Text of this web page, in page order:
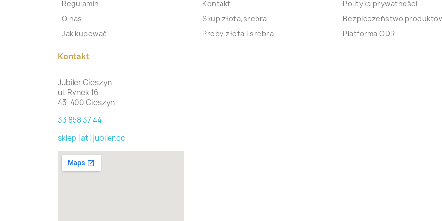
Regulamin
O nas
Jak kupować
Kontakt
Skup złota,srebra
Proby złota i srebra
Polityka prywatności
Bezpieczeństwo
Platforma ODR
Kontakt
Jubiler Cieszyn
ul. Rynek 16
43-400 Cieszyn
33 858 37 44
sklep [at] jubiler.cc